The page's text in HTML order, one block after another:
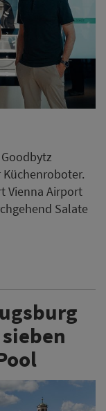
Vienna Airport
Salate